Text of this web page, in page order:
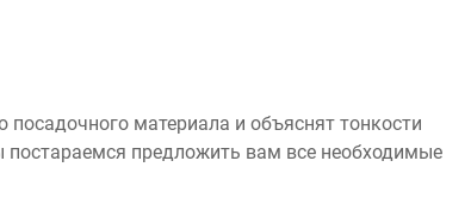
материала и объяснят тонкости
предложить вам все необходимые